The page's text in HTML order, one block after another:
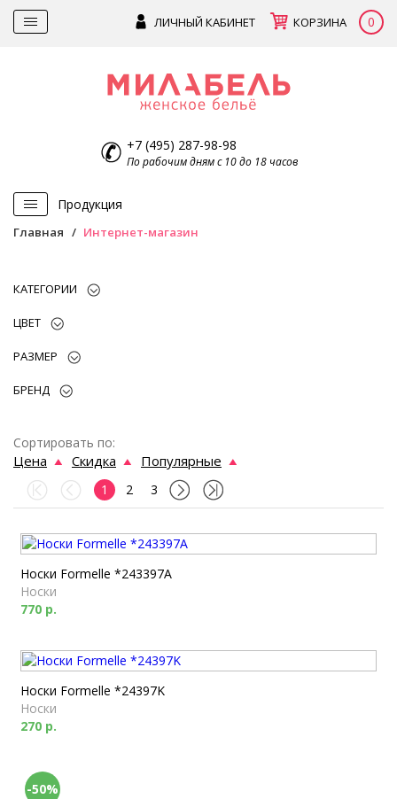
ЛИЧНЫЙ КАБИНЕТ КОРЗИНА 0
+7 (495) 287-98-98
По рабочим дням с 10 до 18 часов
Продукция
Главная Интернет-магазин
КАТЕГОРИИ
ЦВЕТ
РАЗМЕР
БРЕНД
Сортировать по:
Цена Скидка Популярные
1 2 3
Носки Formelle *243397A
Носки
770 р.
Носки Formelle *24397K
Носки
270 р.
-50%